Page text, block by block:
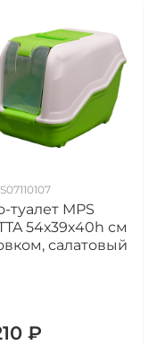
S07110107
туалет MPS
54х39х40h см
салатовый
₽